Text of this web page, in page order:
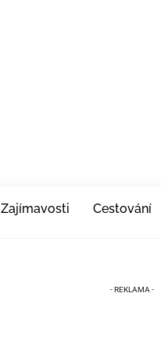
Zajímavosti Cestování